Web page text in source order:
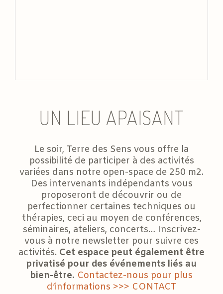
UN LIEU APAISANT
Le soir, Terre des Sens vous offre la
possibilité de participer à des activités
variées dans notre open-space de 250 m2.
Des intervenants indépendants vous
proposeront de découvrir ou de
perfectionner certaines techniques ou
thérapies, ceci au moyen de conférences,
séminaires, ateliers, concerts… Inscrivez-
vous à notre newsletter pour suivre ces
activités. Cet espace peut également être
privatisé pour des événements liés au
bien-être. Contactez-nous pour plus
d’informations >>> CONTACT